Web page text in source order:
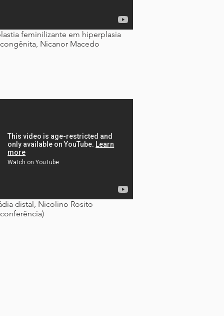
feminilizante em hiperplasia
Nicanor Macedo
distal, Nicolino Rosito